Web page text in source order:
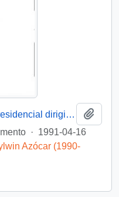
[Oficio del Jefe de Gabinete Presidencial dirigido al Intendente de la III Región de Atacama, Sr. Raúl Barrionuevo]
· 1991-04-16
Azócar (1990-